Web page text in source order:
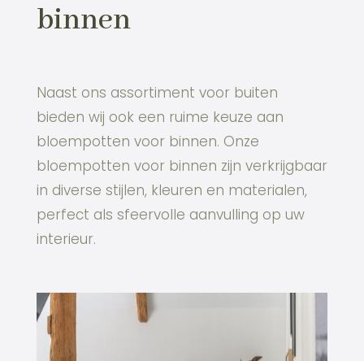
binnen
Naast ons assortiment voor buiten
bieden wij ook een ruime keuze aan
bloempotten voor binnen. Onze
bloempotten voor binnen zijn verkrijgbaar
in diverse stijlen, kleuren en materialen,
perfect als sfeervolle aanvulling op uw
interieur.